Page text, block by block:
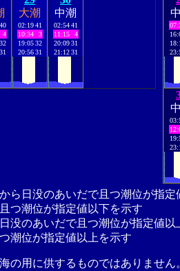
40
4
32
31
大潮
02:19 41
10:34
3
19:05 32
20:56 31
中潮
02:54 41
11:15
4
20:09 31
21:12 31
ら日没のあいだで且つ潮位が指
つ潮位が指定値以下を示す
没のあいだで且つ潮位が指定値以
潮位が指定値以上を示す
の用に供するものではありませ